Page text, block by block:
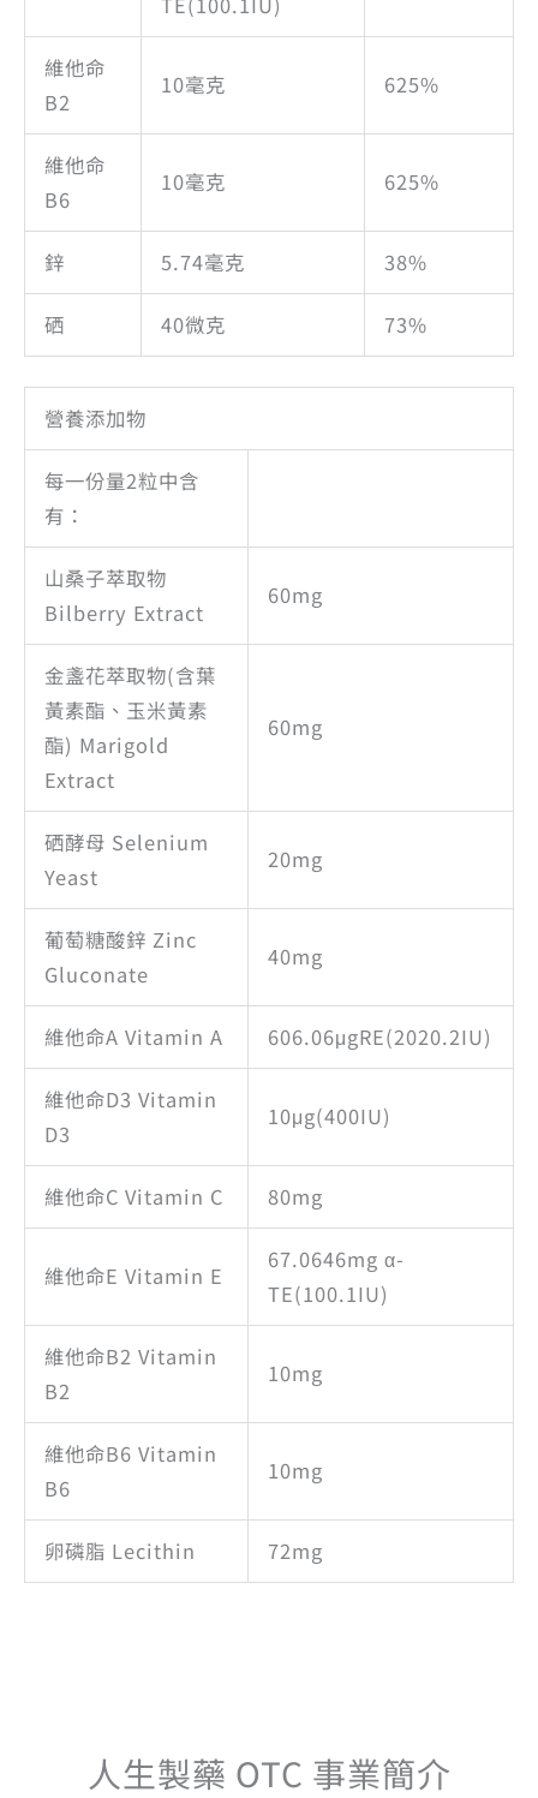
維他命
B2
10毫克 625%
維他命
B6
10毫克 625%
鋅 5.74毫克 38%
硒 40微克 73%
營養添加物
每一份量2粒中含
有：
山桑子萃取物
Bilberry Extract
60mg
金盞花萃取物(含葉
黃素酯、玉米黃素
酯) Marigold
Extract
60mg
硒酵母 Selenium
Yeast
20mg
葡萄糖酸鋅 Zinc
Gluconate
40mg
維他命A Vitamin A 606.06μgRE(2020.2IU)
維他命D3 Vitamin
D3
10μg(400IU)
維他命C Vitamin C 80mg
維他命E Vitamin E
67.0646mg α-
TE(100.1IU)
維他命B2 Vitamin
B2
10mg
維他命B6 Vitamin
B6
10mg
卵磷脂 Lecithin 72mg
人生製藥 OTC 事業簡介